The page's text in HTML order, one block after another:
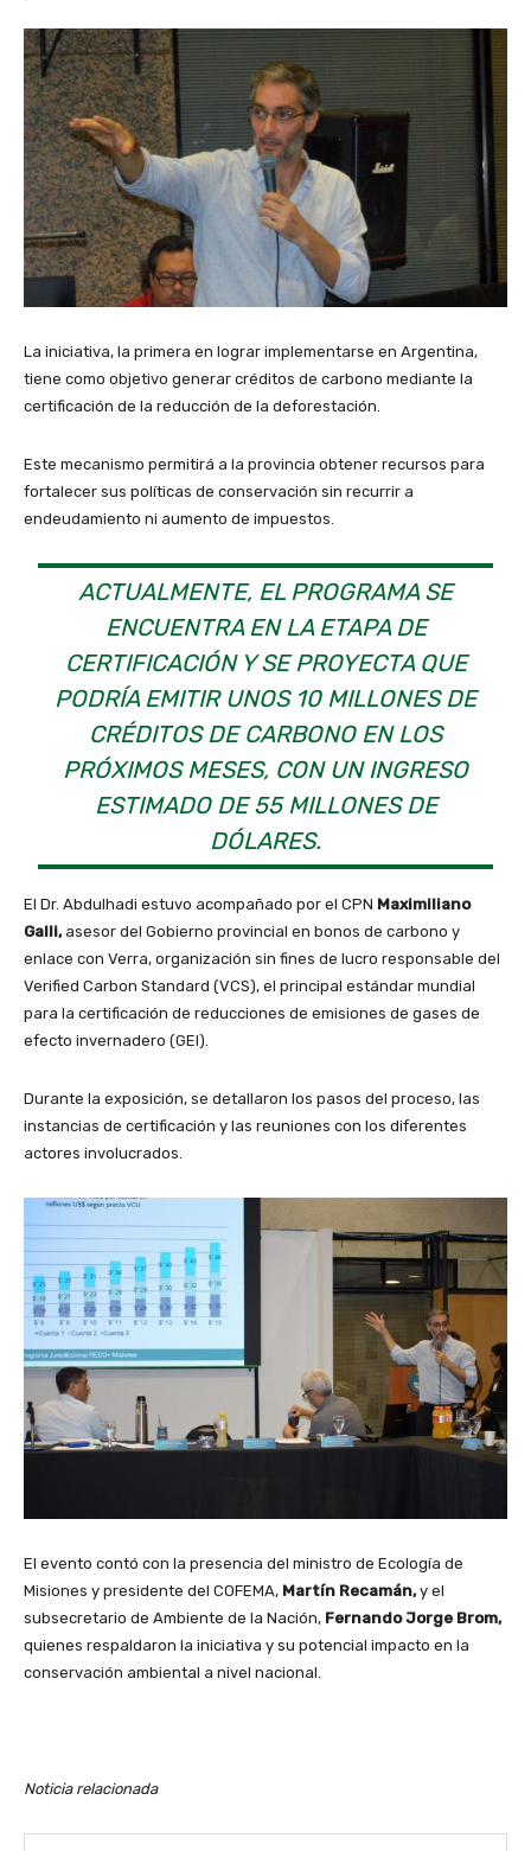
La iniciativa, la primera en lograr implementarse en Argentina,
tiene como objetivo generar créditos de carbono mediante la
certificación de la reducción de la deforestación.
Este mecanismo permitirá a la provincia obtener recursos para
fortalecer sus políticas de conservación sin recurrir a
endeudamiento ni aumento de impuestos.
ACTUALMENTE, EL PROGRAMA SE
ENCUENTRA EN LA ETAPA DE
CERTIFICACIÓN Y SE PROYECTA QUE
PODRÍA EMITIR UNOS 10 MILLONES DE
CRÉDITOS DE CARBONO EN LOS
PRÓXIMOS MESES, CON UN INGRESO
ESTIMADO DE 55 MILLONES DE
DÓLARES.
El Dr. Abdulhadi estuvo acompañado por el CPN Maximiliano
Galli,asesor del Gobierno provincial en bonos de carbono y
enlace con Verra, organización sin fines de lucro responsable del
Verified Carbon Standard (VCS), el principal estándar mundial
para la certificación de reducciones de emisiones de gases de
efecto invernadero (GEI).
Durante la exposición, se detallaron los pasos del proceso, las
instancias de certificación y las reuniones con los diferentes
actores involucrados.
El evento contó con la presencia del ministro de Ecología de
Misiones y presidente del COFEMA, Martín Recamán,y el
subsecretario de Ambiente de la Nación, Fernando Jorge Brom,
quienes respaldaron la iniciativa y su potencial impacto en la
conservación ambiental a nivel nacional.
Noticia relacionada